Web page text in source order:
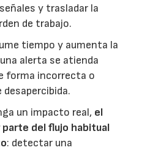
y trasladar la
de trabajo.
tiempo y aumenta la
alerta se atienda
forma incorrecta o
un impacto real, el
del flujo habitual
: detectar una